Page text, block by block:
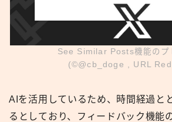
See Similar Posts機能のプ
(©︎@cb_doge , URL
AIを活用しているため、時間経過と
るとしており、フィードバック機能